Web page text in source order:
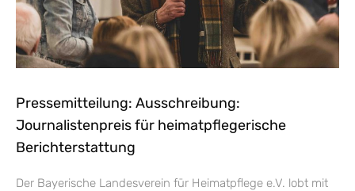
Pressemitteilung: Ausschreibung:
Journalistenpreis für heimatpflegerische
Berichterstattung
Der Bayerische Landesverein für Heimatpflege e.V. lobt mit